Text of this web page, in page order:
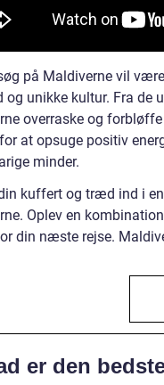
på Maldiverne vil
og unikke kultur. Fra de
overraske og
at opsuge positiv
minder.
kuffert og træd ind i
Oplev en
din næste rejse.
er den